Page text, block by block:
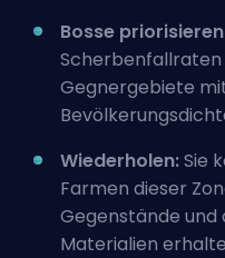
Bosse
Scherbenfallraten
Gegnergebiete
Wiederholen:Sie
Farmen dieser
Gegenstände
Materialien